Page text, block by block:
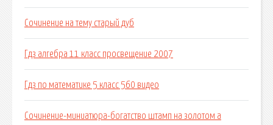
Сочинение на тему старый дуб
Гдз алгебра 11 класс просвещение 2007
Гдз по математике 5 класс 560 видео
Сочинение-миниатюра-богатство штамп на золотом а